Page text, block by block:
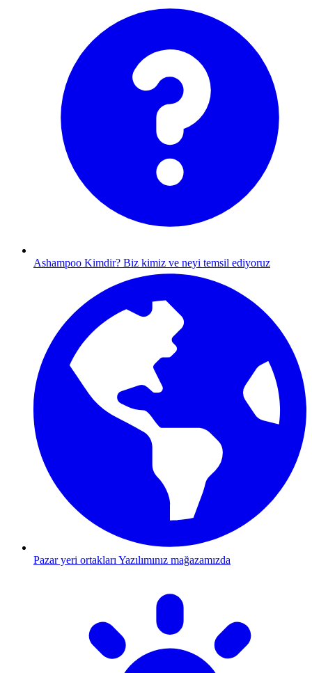
Ashampoo Kimdir? Biz kimiz ve neyi temsil ediyoruz
Pazar yeri ortakları Yazılımınız mağazamızda